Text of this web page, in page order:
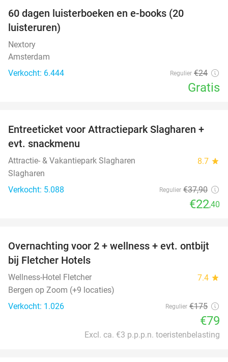
60 dagen luisterboeken en e-books (20
luisteruren)
Nextory
Amsterdam
Verkocht: 6.444
Regulier €24
Gratis
41%
Entreeticket voor Attractiepark Slagharen +
evt. snackmenu
Attractie- & Vakantiepark Slagharen 8.7 star
Slagharen
Verkocht: 5.088
Regulier €37,90
€22,40
55%
Overnachting voor 2 + wellness + evt. ontbijt
bij Fletcher Hotels
Wellness-Hotel Fletcher 7.4 star
Bergen op Zoom (+9 locaties)
Verkocht: 1.026
Regulier €175
€79
Excl. ca. €3 p.p.p.n. toeristenbelasting